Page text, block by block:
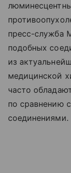
пресс-служба
подобных
из
медицинской
часто
по сравнению
соединениями.